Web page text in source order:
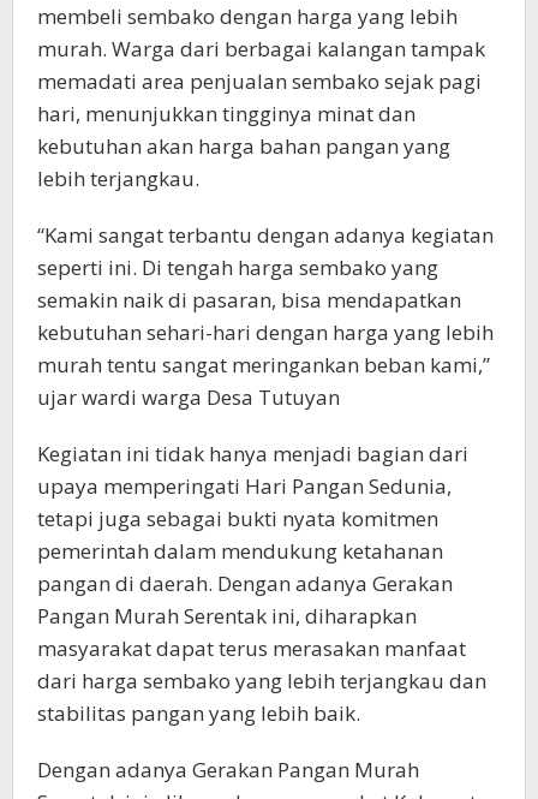
membeli sembako dengan harga yang lebih
murah. Warga dari berbagai kalangan tampak
memadati area penjualan sembako sejak pagi
hari, menunjukkan tingginya minat dan
kebutuhan akan harga bahan pangan yang
lebih terjangkau.
“Kami sangat terbantu dengan adanya kegiatan
seperti ini. Di tengah harga sembako yang
semakin naik di pasaran, bisa mendapatkan
kebutuhan sehari-hari dengan harga yang lebih
murah tentu sangat meringankan beban kami,”
ujar wardi warga Desa Tutuyan
Kegiatan ini tidak hanya menjadi bagian dari
upaya memperingati Hari Pangan Sedunia,
tetapi juga sebagai bukti nyata komitmen
pemerintah dalam mendukung ketahanan
pangan di daerah. Dengan adanya Gerakan
Pangan Murah Serentak ini, diharapkan
masyarakat dapat terus merasakan manfaat
dari harga sembako yang lebih terjangkau dan
stabilitas pangan yang lebih baik.
Dengan adanya Gerakan Pangan Murah